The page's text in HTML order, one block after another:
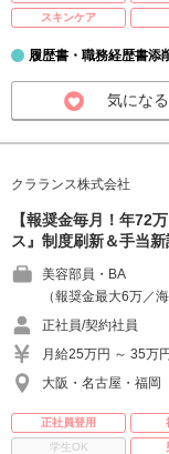
スキンケア
履歴書・職務経歴書添
気になる
クラランス株式会社
【報奨金毎月！年72
ス』制度刷新＆手当
美容部員・BA
（報奨金最大6万／
正社員/契約社員
月給25万円 ～ 35万
大阪・名古屋・福岡
正社員登用
学生OK